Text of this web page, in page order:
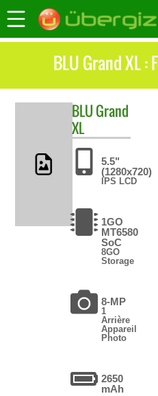
BLU Grand XL :
BLUGrand
XL
5.5"
(1280x720)
IPS LCD
1GO
MT6580
SoC
8GO
Storage
8-MP
1
Arrière
Appareil
Photo
2650
mAh